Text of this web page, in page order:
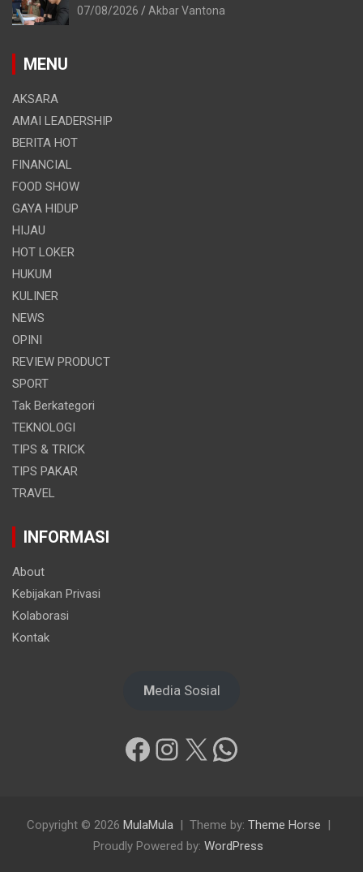
07/08/2026 Akbar Vantona
MENU
AKSARA
AMAI LEADERSHIP
BERITA HOT
FINANCIAL
FOOD SHOW
GAYA HIDUP
HIJAU
HOT LOKER
HUKUM
KULINER
NEWS
OPINI
REVIEW PRODUCT
SPORT
Tak Berkategori
TEKNOLOGI
TIPS & TRICK
TIPS PAKAR
TRAVEL
INFORMASI
About
Kebijakan Privasi
Kolaborasi
Kontak
Media Sosial
Facebook
Instagram
X WhatsApp
Copyright © 2026 MulaMula Theme by: Theme Horse
Proudly Powered by: WordPress